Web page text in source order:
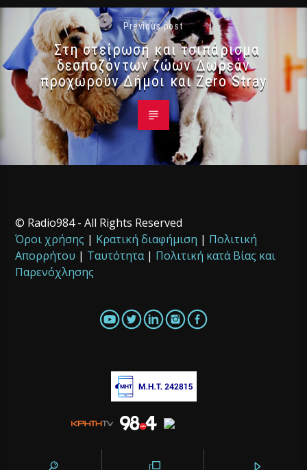
Previous post
Στη στείρωση και τσιπάρισμα
δεσποζόντων ζώων Δωρεάν
προχωρούν Δήμοι και Zero Stray
© Radio984 - All Rights Reserved
Όροι χρήσης | Κρατική διαφήμιση | Πολιτική
Απορρήτου | Ταυτότητα| Πολιτική κατά Βίας και
Παρενόχλησης